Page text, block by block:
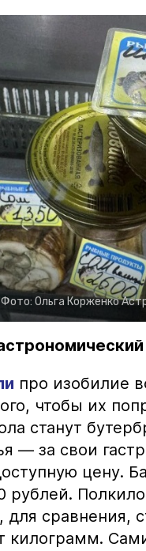
Фото: Ольга Корженко
про изобилие
чтобы их
станут
— за свои
цену.
рублей.
для сравнения,
килограмм.